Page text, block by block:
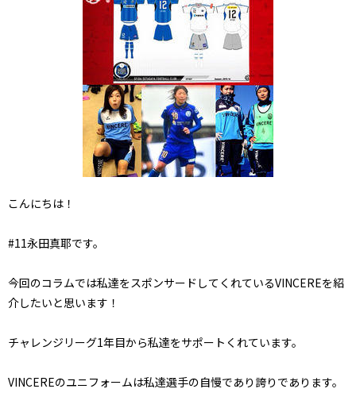
こんにちは！
#11永田真耶です。
今回のコラムでは私達をスポンサードしてくれているVINCEREを紹
介したいと思います！
チャレンジリーグ1年目から私達をサポートくれています。
VINCEREのユニフォームは私達選手の自慢であり誇りであります。